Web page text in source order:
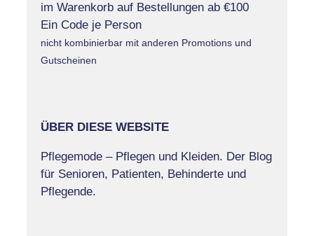
im Warenkorb auf Bestellungen ab €100
Ein Code je Person
nicht kombinierbar mit anderen Promotions und
Gutscheinen
ÜBER DIESE WEBSITE
Pflegemode – Pflegen und Kleiden. Der Blog
für Senioren, Patienten, Behinderte und
Pflegende.